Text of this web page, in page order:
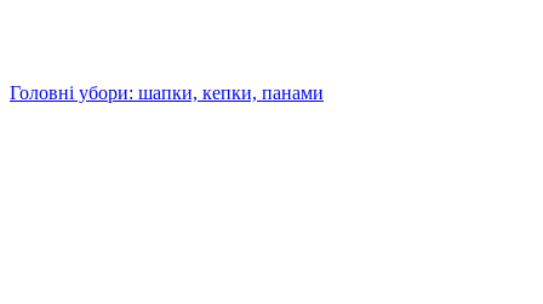
Головні убори: шапки, кепки, панами